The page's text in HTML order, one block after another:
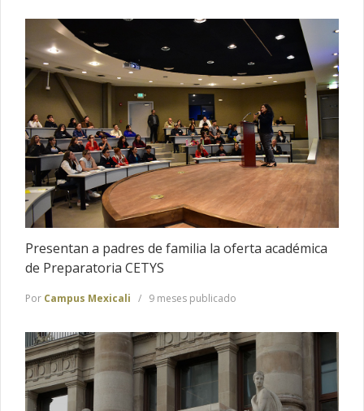
Presentan a padres de familia la oferta académica
de Preparatoria CETYS
Por Campus Mexicali 9 meses publicado